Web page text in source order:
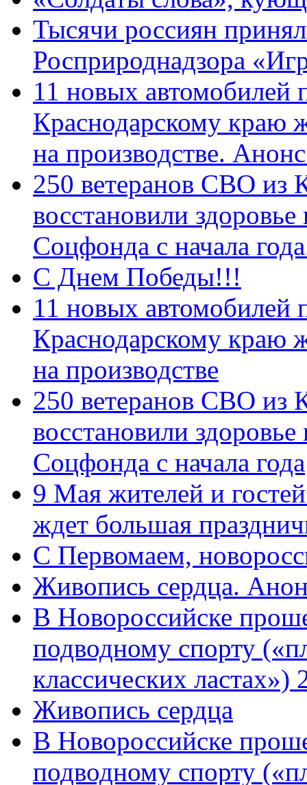
Тысячи россиян
Росприроднадзора
11 новых автомобилей
Краснодарскому краю
на производстве.
250 ветеранов СВО из
восстановили
Соцфонда с начала
С Днем Победы!!!
11 новых автомобилей
Краснодарскому краю
на производстве
250 ветеранов СВО из
восстановили
Соцфонда с начала года
9 Мая жителей и
ждет большая
C Первомаем,
Живопись сердца.
В Новороссийске
подводному спорту
классических
Живопись сердца
В Новороссийске
подводному спорту